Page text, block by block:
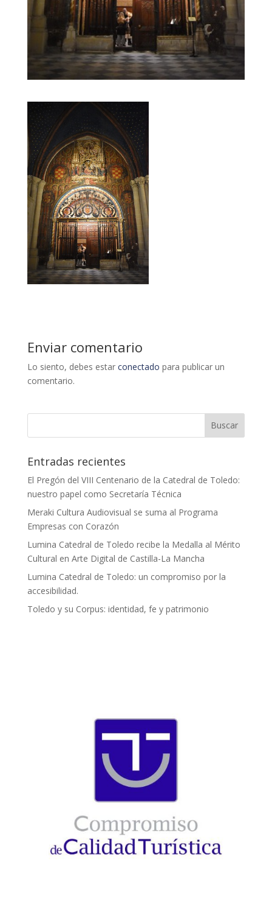
Enviar comentario
Lo siento, debes estar conectado para publicar un
comentario.
Entradas recientes
El Pregón del VIII Centenario de la Catedral de Toledo:
nuestro papel como Secretaría Técnica
Meraki Cultura Audiovisual se suma al Programa
Empresas con Corazón
Lumina Catedral de Toledo recibe la Medalla al Mérito
Cultural en Arte Digital de Castilla-La Mancha
Lumina Catedral de Toledo: un compromiso por la
accesibilidad.
Toledo y su Corpus: identidad, fe y patrimonio